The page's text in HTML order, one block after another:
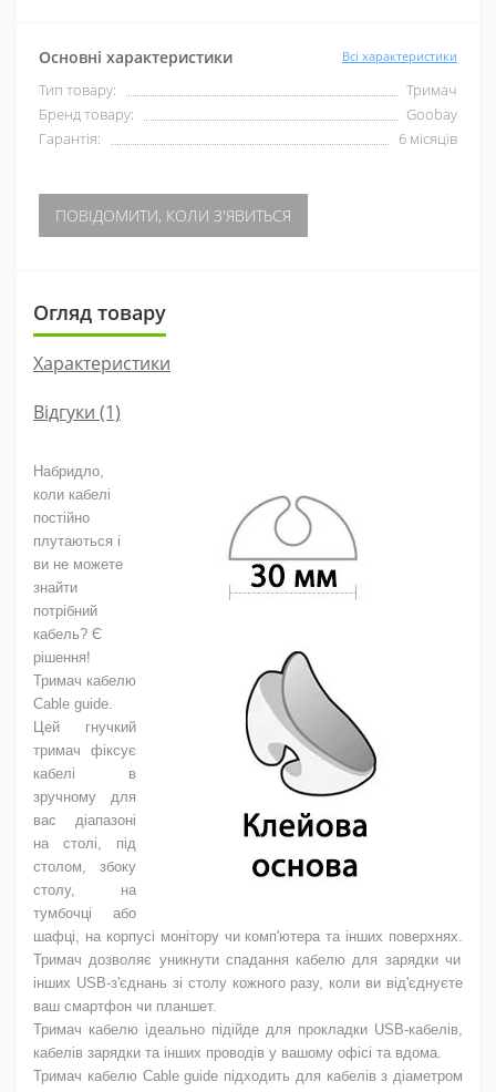
Основні характеристики Всі характеристики
Тип товару:
Тримач
Бренд товару:
Goobay
Гарантія:
6 місяців
ПОВІДОМИТИ, КОЛИ З'ЯВИТЬСЯ
Огляд товару
Характеристики
Відгуки (1)
Набридло,
коли кабелі
постійно
плутаються і
ви не можете
знайти
потрібний
кабель? Є
рішення!
Тримач кабелю
Cable guide.
Цей гнучкий
тримач фіксує
кабелі в
зручному для
вас діапазоні
на столі, під
столом, збоку
столу, на
тумбочці або
шафці, на корпусі монітору чи комп'ютера та інших поверхнях.
Тримач дозволяє уникнути спадання кабелю для зарядки чи
інших USB-з'єднань зі столу кожного разу, коли ви від'єднуєте
ваш смартфон чи планшет.
Тримач кабелю ідеально підійде для прокладки USB-кабелів,
кабелів зарядки та інших проводів у вашому офісі та вдома.
Тримач кабелю Cable guide підходить для кабелів з діаметром